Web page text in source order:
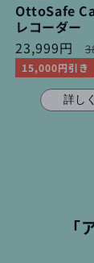
OttoSafe
レコーダー
セ
ー
ル
23,999円
常
15,000円引き
詳し
「